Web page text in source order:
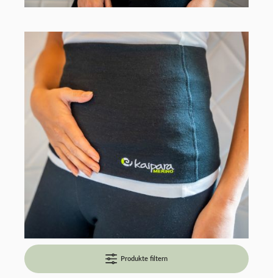
Produkte filtern